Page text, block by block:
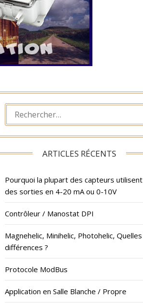
ARTICLES RÉCENTS
Pourquoi la plupart des capteurs utilisent
des sorties en 4-20 mA ou 0-10V
Contrôleur / Manostat DPI
Magnehelic, Minihelic, Photohelic, Quelles
différences ?
Protocole ModBus
Application en Salle Blanche / Propre